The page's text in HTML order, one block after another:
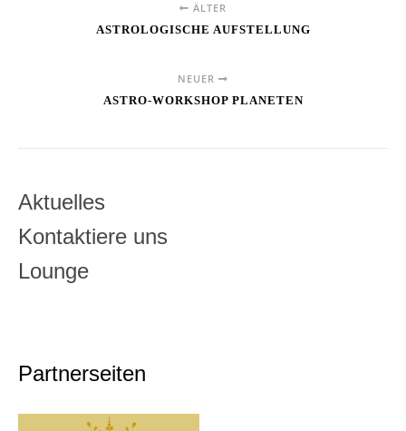
ÄLTER
ASTROLOGISCHE AUFSTELLUNG
NEUER
ASTRO-WORKSHOP PLANETEN
Aktuelles
Kontaktiere uns
Lounge
Partnerseiten